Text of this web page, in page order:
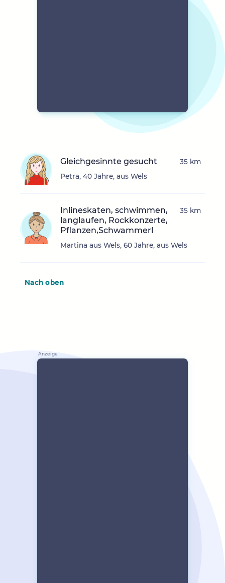
Gleichgesinnte gesucht
Petra, 40 Jahre, aus Wels
35 km
Inlineskaten, schwimmen,
langlaufen, Rockkonzerte,
Pflanzen,Schwammerl
Martina aus Wels, 60 Jahre, aus Wels
35 km
Nach oben